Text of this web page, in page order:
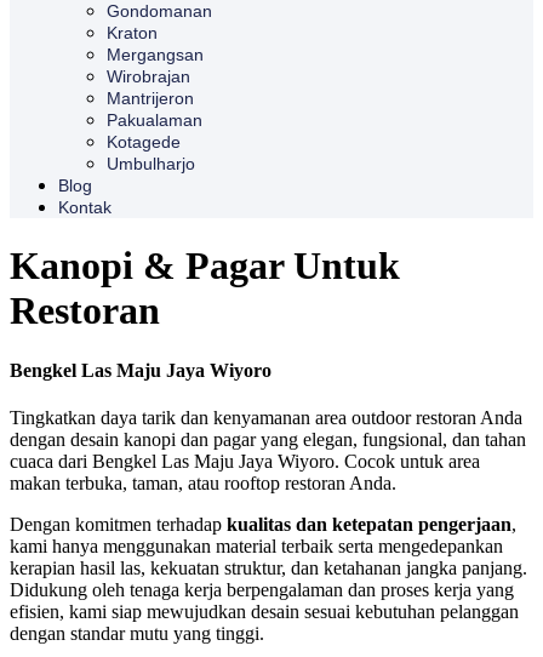
Gondomanan
Kraton
Mergangsan
Wirobrajan
Mantrijeron
Pakualaman
Kotagede
Umbulharjo
Blog
Kontak
Kanopi & Pagar Untuk
Restoran
Bengkel Las Maju Jaya Wiyoro
Tingkatkan daya tarik dan kenyamanan area outdoor restoran Anda
dengan desain kanopi dan pagar yang elegan, fungsional, dan tahan
cuaca dari Bengkel Las Maju Jaya Wiyoro. Cocok untuk area
makan terbuka, taman, atau rooftop restoran Anda.
Dengan komitmen terhadap kualitas dan ketepatan pengerjaan,
kami hanya menggunakan material terbaik serta mengedepankan
kerapian hasil las, kekuatan struktur, dan ketahanan jangka panjang.
Didukung oleh tenaga kerja berpengalaman dan proses kerja yang
efisien, kami siap mewujudkan desain sesuai kebutuhan pelanggan
dengan standar mutu yang tinggi.